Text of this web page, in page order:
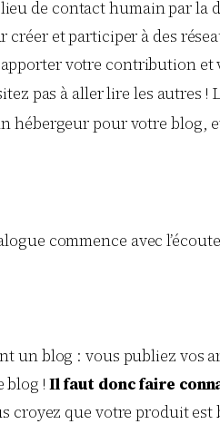
de contact humain par la
et participer à des
votre contribution
pas à aller lire les autres !
hébergeur pour votre blog,
commence avec
un blog : vous publiez vos
blog ! Il faut donc faire
que votre produit est